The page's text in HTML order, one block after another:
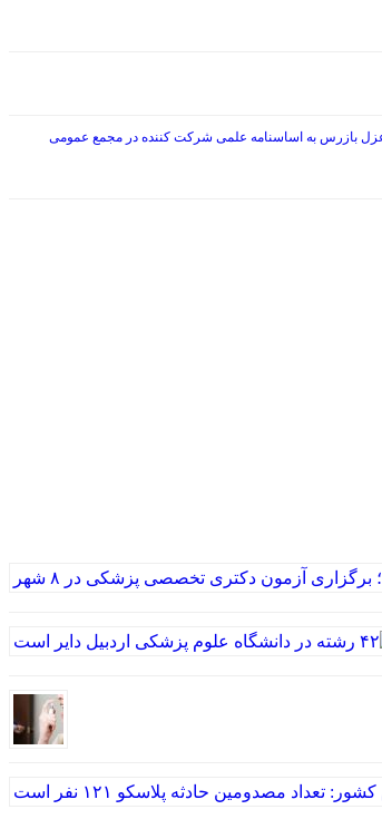
۱۲/۰۳ تغییراساسنامه و اضافه کردن ماده واحده‌ای تحت عنوان عزل بازرس به اساسنامه علمی شرکت کننده در مجمع عمومی